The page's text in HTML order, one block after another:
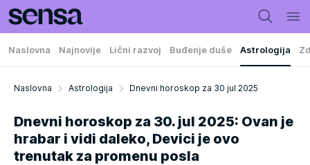
Naslovna Najnovije Lični razvoj Buđenje duše Astrologija
Naslovna Astrologija Dnevni horoskop za 30 jul 2025
Dnevni horoskop za 30. jul 2025: Ovan je
hrabar i vidi daleko, Devici je ovo
trenutak za promenu posla